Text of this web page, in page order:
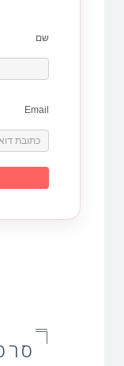
שם
Email